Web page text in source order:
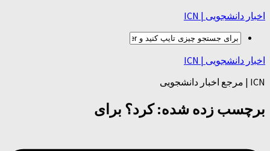
اخبار دانشجویی | ICN
اخبار دانشجویی | ICN
ICN | مرجع اخبار دانشجویی
برچسب زده شده:کرد؟ برای